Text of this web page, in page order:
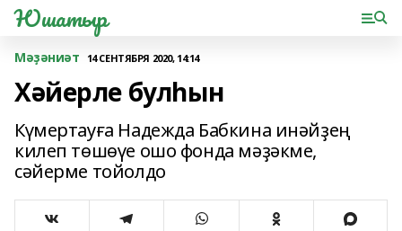
Юшатыр
Мәҙәниәт 14 СЕНТЯБРЯ 2020, 14:14
Хәйерле булһын
Күмертауға Надежда Бабкина инәйҙең
килеп төшөүе ошо фонда мәҙәкме,
сәйерме тойолдо